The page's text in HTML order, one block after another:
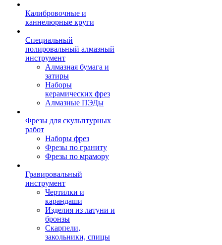
Калибровочные и
каннелюрные круги
Специальный
полировальный алмазный
инструмент
Алмазная бумага и
затиры
Наборы
керамических фрез
Алмазные ПЭДы
Фрезы для скульптурных
работ
Наборы фрез
Фрезы по граниту
Фрезы по мрамору
Гравировальный
инструмент
Чертилки и
карандаши
Изделия из латуни и
бронзы
Скарпели,
закольники, спицы